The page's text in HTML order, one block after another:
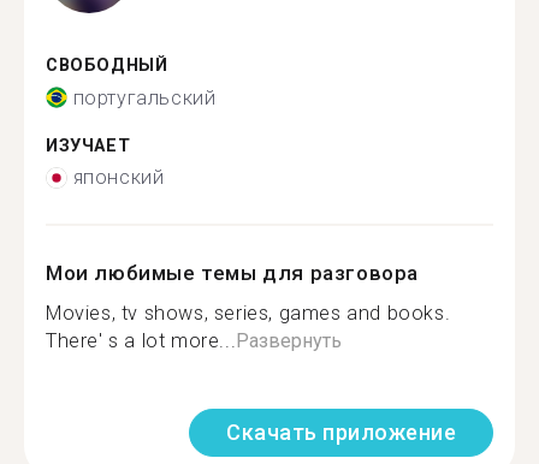
СВОБОДНЫЙ
португальский
ИЗУЧАЕТ
японский
Мои любимые темы для разговора
Movies, tv shows, series, games and books.
There' s a lot more...Развернуть
Скачать приложение